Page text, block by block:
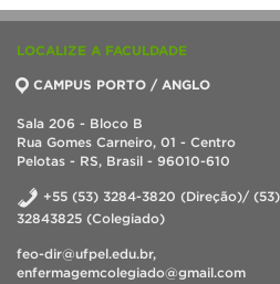
LOCALIZE A FACULDADE
CAMPUS PORTO / ANGLO
Sala 206 - Bloco B
Rua Gomes Carneiro, 01 - Centro
Pelotas - RS, Brasil - 96010-610
+55 (53) 3284-3820 (Direção)/ (53)
32843825 (Colegiado)
feo-dir@ufpel.edu.br,
enfermagemcolegiado@gmail.com